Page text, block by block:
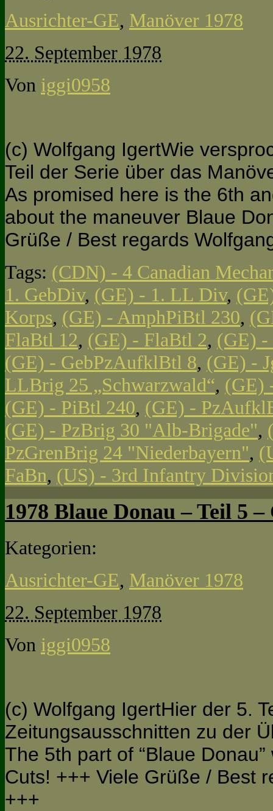
Ausrichter-GE, Manöver 1978
22. September 1978
Von iggi0958
(c) Wolfgang IgertWie
Teil der Serie über das
As promised here is the 6th
about the maneuver Blaue
Grüße / Best regards
Tags: (CDN) - 4 Canadian
1. GebDiv, (GE) - 1. LL Div,
Korps, (GE) - AmphPiBtl 230,
FlaBtl 12, (GE) - FlaBtl 2, (GE) -
(GE) - GebPzAufklBtl 8, (GE) -
LLBrig 25 „Schwarzwald“, (GE)
(GE) - PiBtl 240, (GE) -
(GE) - PzBrig 30 "Alb-Brigade",
PzGrenBrig 24 "Niederbayern",
FaBn, (US) - 3rd Infantry
1978 Blaue Donau – Teil 5
Kategorien:
Ausrichter-GE, Manöver 1978
22. September 1978
Von iggi0958
(c) Wolfgang IgertHier der 5.
Zeitungsausschnitten zu der
The 5th part of “Blaue
Cuts! +++ Viele Grüße / Best
+++